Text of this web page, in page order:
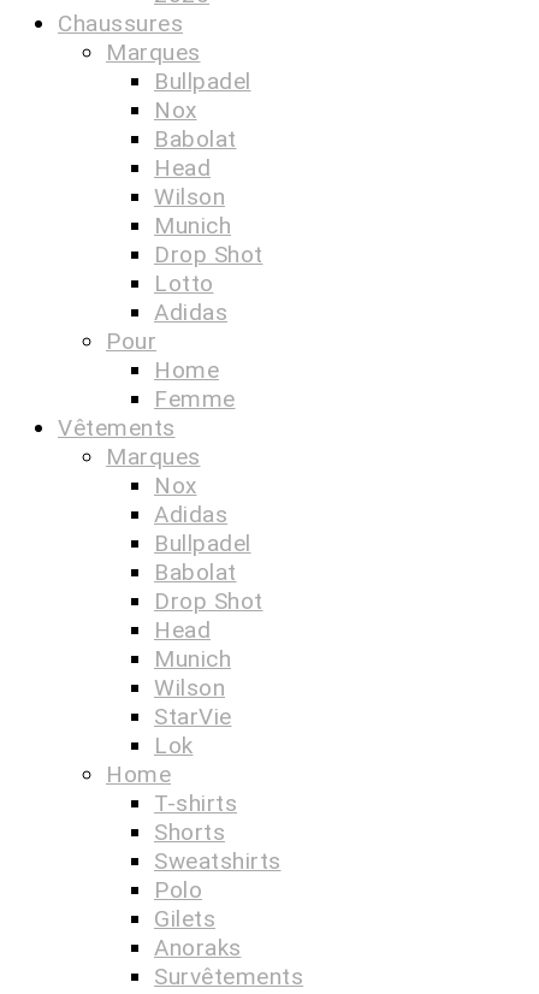
Chaussures
Marques
Bullpadel
Nox
Babolat
Head
Wilson
Munich
Drop Shot
Lotto
Adidas
Pour
Home
Femme
Vêtements
Marques
Nox
Adidas
Bullpadel
Babolat
Drop Shot
Head
Munich
Wilson
StarVie
Lok
Home
T-shirts
Shorts
Sweatshirts
Polo
Gilets
Anoraks
Survêtements